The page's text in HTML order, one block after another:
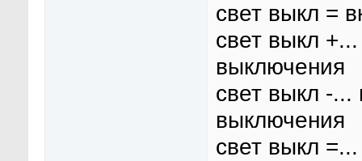
свет выкл =
свет выкл
выключения
свет выкл -
выключения
свет выкл